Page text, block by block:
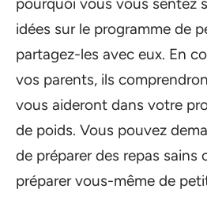
idées sur le programme de
partagez-les avec eux. En
vos parents, ils
vous aideront dans votre
de poids. Vous pouvez
de préparer des repas sains
préparer vous-même de